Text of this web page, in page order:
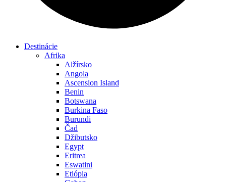
Destinácie
Afrika
Alžírsko
Angola
Ascension Island
Benin
Botswana
Burkina Faso
Burundi
Čad
Džibutsko
Egypt
Eritrea
Eswatini
Etiópia